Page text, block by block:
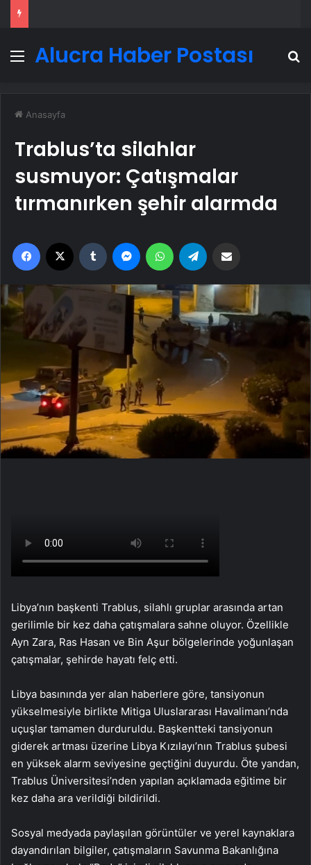
MenüAlucra Haber Postası
Anasayfa
Trablus’ta silahlar
susmuyor: Çatışmalar
tırmanırken şehir alarmda
Facebook Tumblr MessengerWhatsApp
Libya’nın başkenti Trablus, silahlı gruplar arasında artan
gerilimle bir kez daha çatışmalara sahne oluyor. Özellikle
Ayn Zara, Ras Hasan ve Bin Aşur bölgelerinde yoğunlaşan
çatışmalar, şehirde hayatı felç etti.
Libya basınında yer alan haberlere göre, tansiyonun
yükselmesiyle birlikte Mitiga Uluslararası Havalimanı’nda
uçuşlar tamamen durduruldu. Başkentteki tansiyonun
giderek artması üzerine Libya Kızılayı’nın Trablus şubesi
en yüksek alarm seviyesine geçtiğini duyurdu. Öte yandan,
Trablus Üniversitesi’nden yapılan açıklamada eğitime bir
kez daha ara verildiği bildirildi.
Sosyal medyada paylaşılan görüntüler ve yerel kaynaklara
dayandırılan bilgiler, çatışmaların Savunma Bakanlığına